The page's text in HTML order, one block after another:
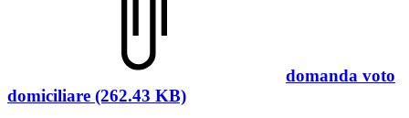
domanda voto
domiciliare (262.43 KB)